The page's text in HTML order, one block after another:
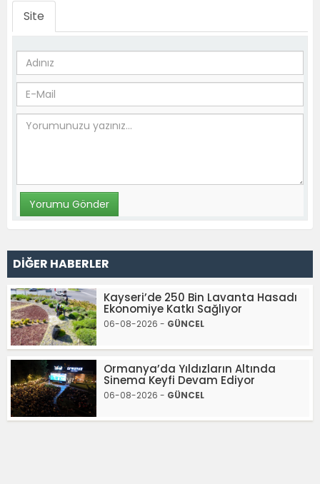
Site
DİĞER HABERLER
Kayseri’de 250 Bin Lavanta Hasadı
Ekonomiye Katkı Sağlıyor
06-08-2026 - GÜNCEL
Ormanya’da Yıldızların Altında
Sinema Keyfi Devam Ediyor
06-08-2026 - GÜNCEL